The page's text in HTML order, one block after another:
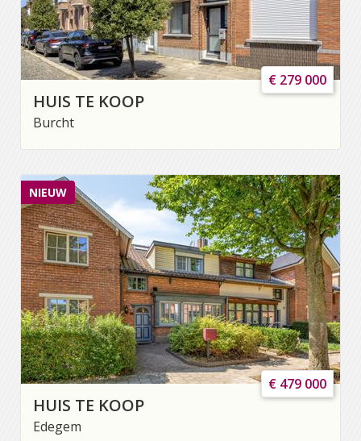
HUIS TE KOOP
Burcht
€ 279 000
NIEUW
HUIS TE KOOP
Edegem
€ 479 000